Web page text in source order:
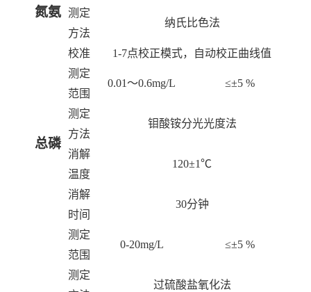
氮氨 测定
方法
纳氏比色法
校准 1-7点校正模式，自动校正曲线值
总磷
测定
范围
0.01～0.6mg/L ≤±5 %
测定
方法
钼酸铵分光光度法
消解
温度
120±1℃
消解
时间
30分钟
测定
范围
0-20mg/L ≤±5 %
测定
过硫酸盐氧化法